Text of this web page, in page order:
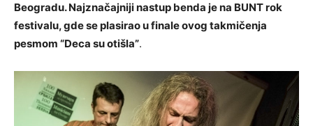
Beogradu. Najznačajniji nastup benda je na BUNT rok
festivalu, gde se plasirao u finale ovog takmičenja
pesmom “Deca su otišla”.